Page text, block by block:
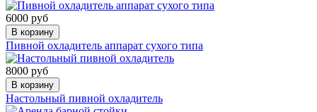
6000 руб
В корзину
Пивной охладитель аппарат сухого типа
8000 руб
В корзину
Настольный пивной охладитель